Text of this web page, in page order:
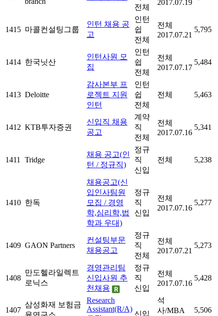
전체
2017.07.19
1415 마콜컨설팅그룹
인턴 채용 공
고
인턴
쉽
전체
전체
2017.07.21
5,795
1414 한국닛산
인턴사원 모
집
인턴
쉽
전체
전체
2017.07.17
5,484
1413 Deloitte
감사본부 프
로젝트 지원
인턴
인턴
쉽
전체
전체 5,463
1412 KTB투자증권
신입직 채용
공고
계약
직
전체
전체
2017.07.16
5,341
1411 Tridge
채용 공고(인
턴 / 정규직)
정규
직
신입
전체 5,238
1410 한독
채용공고(신
입인사팀원
모집 / 경영
학,심리학,법
학과 우대)
정규
직
신입
전체
2017.07.16
5,277
1409 GAON Partners
컨설팅부문
채용공고
정규
직
전체
전체
2017.07.21
5,273
1408
만도헬라일렉트
로닉스
경영관리팀
신입사원 추
천채용
정규
직
신입
전체
2017.07.16
5,428
1407
삼성화재 보험금
Research
Assistant(R/A)
신입
석
사/MBA
5,506